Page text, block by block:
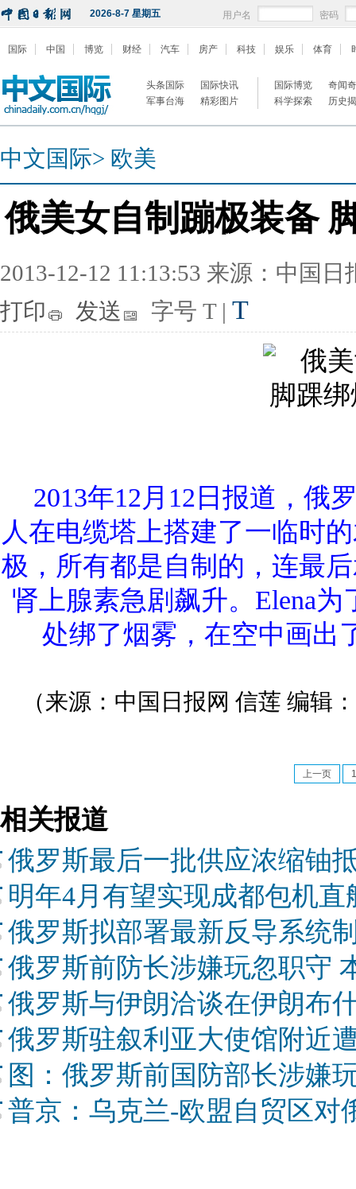
2026-8-7 星期五 用户名 密码
国际 中国 博览 财经 汽车 房产 科技 娱乐 体育
头条国际
国际快讯
军事台海
精彩图片
国际博览
奇闻
科学探索
历史
中文国际> 欧美
俄美女自制蹦极装备
2013-12-12 11:13:53 来源：中国日
打印
发送 字号 T | T
2013年12月12日报道，俄
人在电缆塔上搭建了一临时
极，所有都是自制的，连最
肾上腺素急剧飙升。Elena
处绑了烟雾，在空中画出
（来源：中国日报网 信莲 编辑
上一页 1
相关报道
俄罗斯最后一批供应浓缩铀
明年4月有望实现成都包机直
俄罗斯拟部署最新反导系统
俄罗斯前防长涉嫌玩忽职守
俄罗斯与伊朗洽谈在伊朗布
俄罗斯驻叙利亚大使馆附近
图：俄罗斯前国防部长涉嫌
普京：乌克兰-欧盟自贸区对